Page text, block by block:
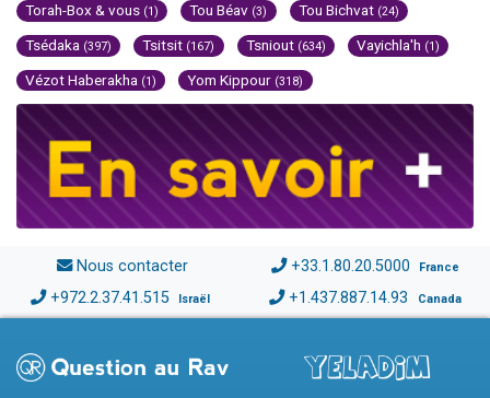
Torah-Box & vous (1) Tou Béav (3) Tou Bichvat (24)
Tsédaka (397) Tsitsit (167) Tsniout (634) Vayichla'h (1)
Vézot Haberakha (1) Yom Kippour (318)
Nous contacter +33.1.80.20.5000 France
+972.2.37.41.515 Israël +1.437.887.14.93 Canada